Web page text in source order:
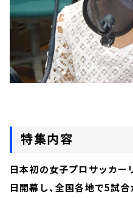
特集内容
日本初の女子プロサッカー
日開幕し、全国各地で5試